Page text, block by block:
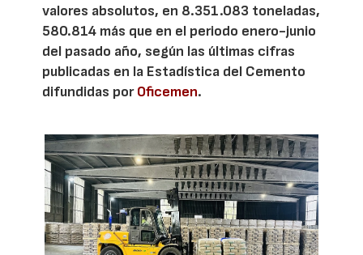
valores absolutos, en 8.351.083 toneladas,
580.814 más que en el periodo enero-junio
del pasado año, según las últimas cifras
publicadas en la Estadística del Cemento
difundidas porOficemen.